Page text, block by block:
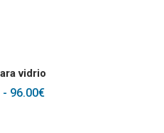
OPCIONES
vidrio
- 96.00€RANGO